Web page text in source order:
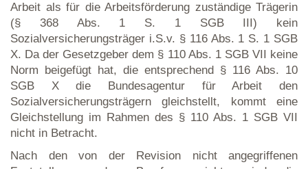
Arbeit als für die Arbeitsförderung zuständige Trägerin
(§ 368 Abs. 1 S. 1 SGB III) kein
Sozialversicherungsträger i.S.v. § 116 Abs. 1 S. 1 SGB
X. Da der Gesetzgeber dem § 110 Abs. 1 SGB VII keine
Norm beigefügt hat, die entsprechend § 116 Abs. 10
SGB X die Bundesagentur für Arbeit den
Sozialversicherungsträgern gleichstellt, kommt eine
Gleichstellung im Rahmen des § 110 Abs. 1 SGB VII
nicht in Betracht.
Nach den von der Revision nicht angegriffenen